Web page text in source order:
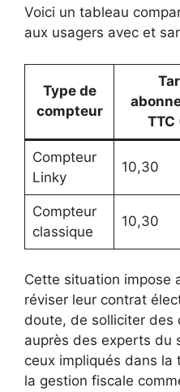
Voici un tableau
aux usagers avec et
Type de
compteur
TTC
Compteur
Linky
10,30
Compteur
classique
10,30
Cette situation impose
réviser leur contrat
doute, de solliciter des
auprès des experts du
ceux impliqués dans
la gestion fiscale